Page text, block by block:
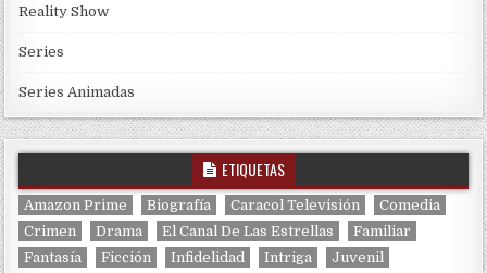
Reality Show
Series
Series Animadas
ETIQUETAS
Amazon Prime Biografía Caracol Televisión
Comedia
Crimen
Drama El Canal De Las Estrellas
Familiar
Fantasía
Ficción Infidelidad Intriga
Juvenil